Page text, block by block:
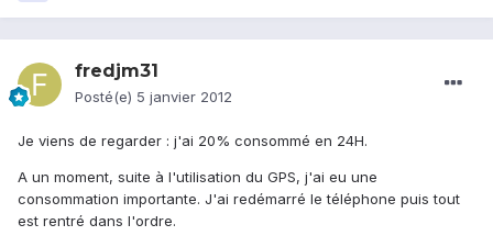
fredjm31
Posté(e) 5 janvier 2012
Je viens de regarder : j'ai 20% consommé en 24H.
A un moment, suite à l'utilisation du GPS, j'ai eu une
consommation importante. J'ai redémarré le téléphone puis tout
est rentré dans l'ordre.